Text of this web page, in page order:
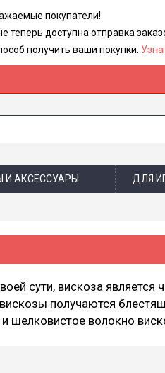
покупатели!
теперь доступна отправка
получить ваши покупки.
И АКСЕССУАРЫ ДЛЯ
сути, вискоза является
получаются
волокно